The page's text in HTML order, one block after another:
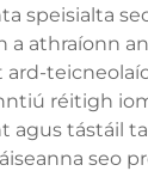
speisialta
athraíonn
réitigh
tástáil
seo